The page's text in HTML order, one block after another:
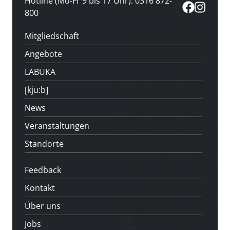
800
Mitgliedschaft
Angebote
LABUKA
[kju:b]
News
Veranstaltungen
Standorte
Feedback
Kontakt
Über uns
Jobs